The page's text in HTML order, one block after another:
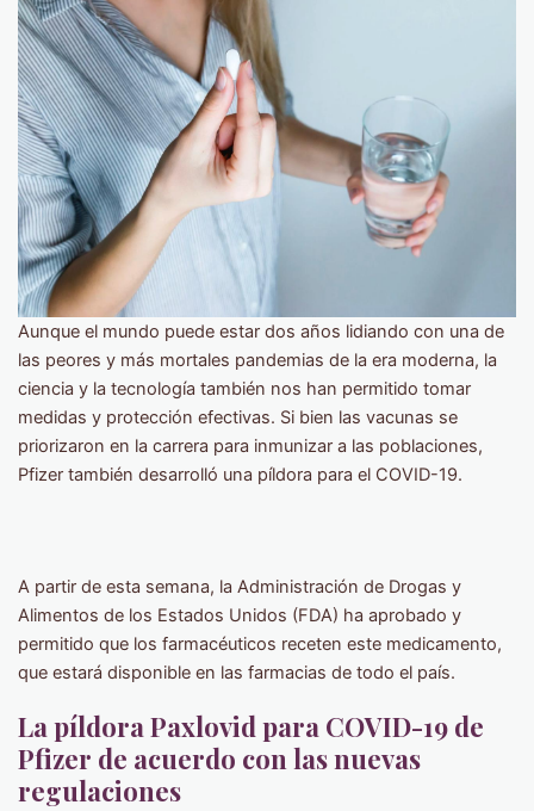
Aunque el mundo puede estar dos años lidiando con una de
las peores y más mortales pandemias de la era moderna, la
ciencia y la tecnología también nos han permitido tomar
medidas y protección efectivas. Si bien las vacunas se
priorizaron en la carrera para inmunizar a las poblaciones,
Pfizer también desarrolló una píldora para el COVID-19.
A partir de esta semana, la Administración de Drogas y
Alimentos de los Estados Unidos (FDA) ha aprobado y
permitido que los farmacéuticos receten este medicamento,
que estará disponible en las farmacias de todo el país.
La píldora Paxlovid para COVID-19 de
Pfizer de acuerdo con las nuevas
regulaciones